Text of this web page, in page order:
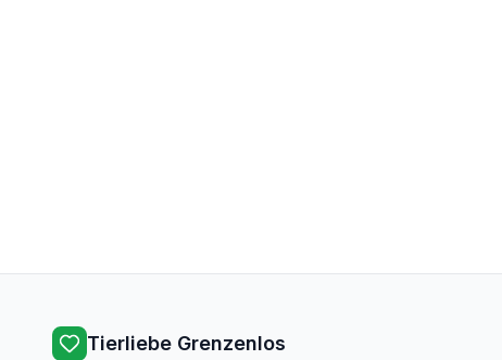
Tierliebe Grenzenlos